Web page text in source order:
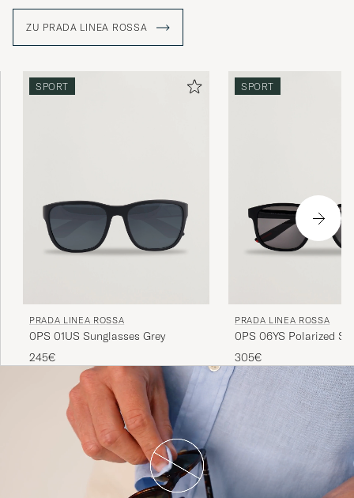
italienischen Hofes ernannt. Durch diesen ehrenvollen
Auftrag, konnte Prada Wappenelemente des „House of
integrieren, wodurch das Modehaus weitgehend die
Richtlinie für italienischen Luxus vorgeben konnte.
ZU PRADA LINEA ROSSA
SPORT
PRADA LINEA ROSSA
0PS 01US Sunglasses Grey
245€
SPORT
PRADA LINEA ROSSA
0PS 06YS Polarized
Black
305€